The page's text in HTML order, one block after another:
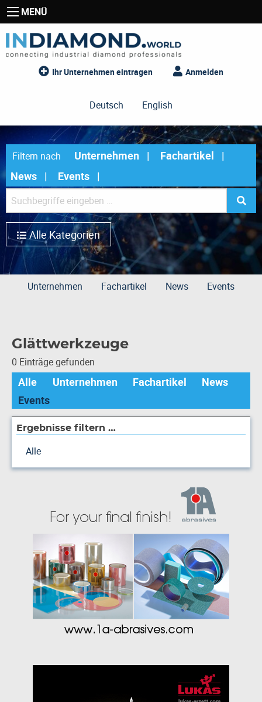
MENÜ
Ihr Unternehmen eintragen Anmelden
Deutsch English
Filtern nach Unternehmen
Fachartikel
News
Events
Alle Kategorien
Unternehmen Fachartikel News Events
Glättwerkzeuge
0 Einträge gefunden
Alle Unternehmen Fachartikel
News
Events
Ergebnisse filtern …
Alle